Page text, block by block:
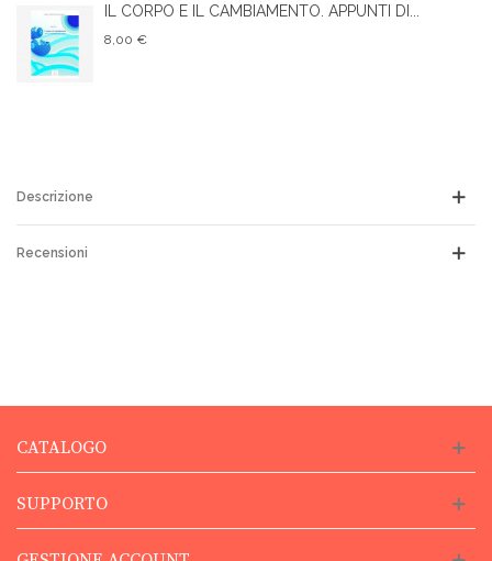
IL CORPO E IL CAMBIAMENTO. APPUNTI DI...
8,00 €
Descrizione
Recensioni
CATALOGO
SUPPORTO